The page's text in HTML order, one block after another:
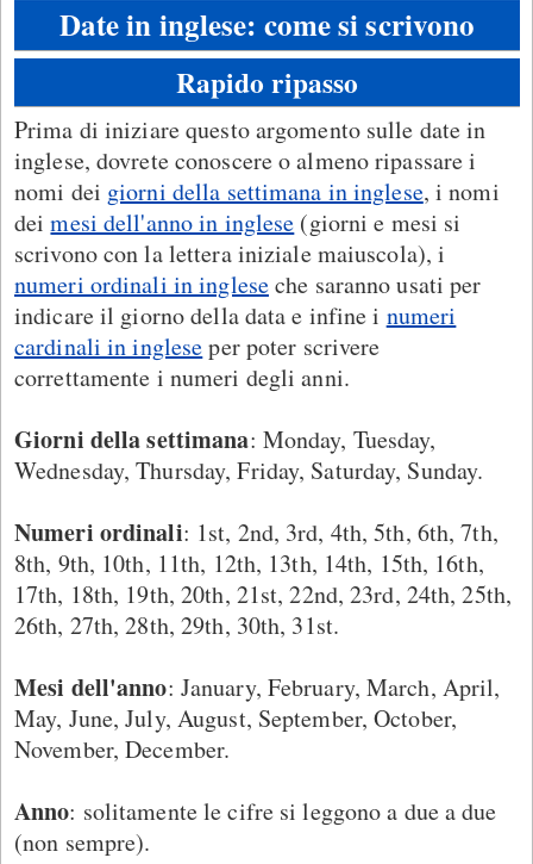
Date in inglese: come si scrivono
Rapido ripasso
Prima di iniziare questo argomento sulle date in
inglese, dovrete conoscere o almeno ripassare i
nomi dei giorni della settimana in inglese, i nomi
deimesi dell'anno in inglese (giorni e mesi si
scrivono con la lettera iniziale maiuscola), i
numeri ordinali in ingleseche saranno usati per
indicare il giorno della data e infine i numeri
cardinali in ingleseper poter scrivere
correttamente i numeri degli anni.
Giorni della settimana: Monday, Tuesday,
Wednesday, Thursday, Friday, Saturday, Sunday.
Numeri ordinali: 1st, 2nd, 3rd, 4th, 5th, 6th, 7th,
8th, 9th, 10th, 11th, 12th, 13th, 14th, 15th, 16th,
17th, 18th, 19th, 20th, 21st, 22nd, 23rd, 24th, 25th,
26th, 27th, 28th, 29th, 30th, 31st.
Mesi dell'anno: January, February, March, April,
May, June, July, August, September, October,
November, December.
Anno: solitamente le cifre si leggono a due a due
(non sempre).